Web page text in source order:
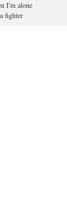
I'm alone
fighter